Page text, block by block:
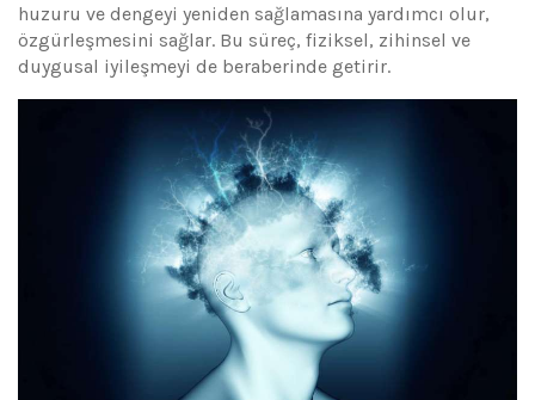
huzuru ve dengeyi yeniden sağlamasına yardımcı olur,
özgürleşmesini sağlar. Bu süreç, fiziksel, zihinsel ve
duygusal iyileşmeyi de beraberinde getirir.